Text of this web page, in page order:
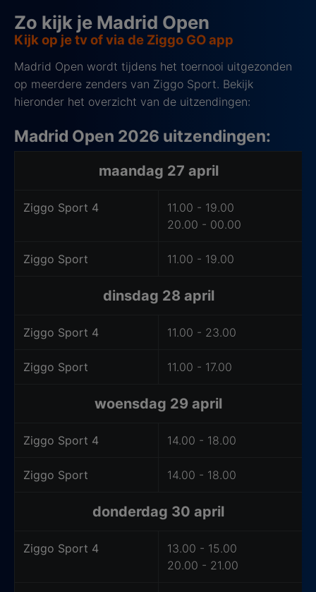
Zo kijk je Madrid Open
Kijk op je tv of via de Ziggo GO app
Madrid Open wordt tijdens het toernooi uitgezonden
op meerdere zenders van Ziggo Sport. Bekijk
hieronder het overzicht van de uitzendingen:
Madrid Open 2026 uitzendingen:
maandag 27 april
Ziggo Sport 4
11.00 - 19.00
20.00 - 00.00
Ziggo Sport 11.00 - 19.00
dinsdag 28 april
Ziggo Sport 4 11.00 - 23.00
Ziggo Sport 11.00 - 17.00
woensdag 29 april
Ziggo Sport 4 14.00 - 18.00
Ziggo Sport 14.00 - 18.00
donderdag 30 april
Ziggo Sport 4
13.00 - 15.00
20.00 - 21.00